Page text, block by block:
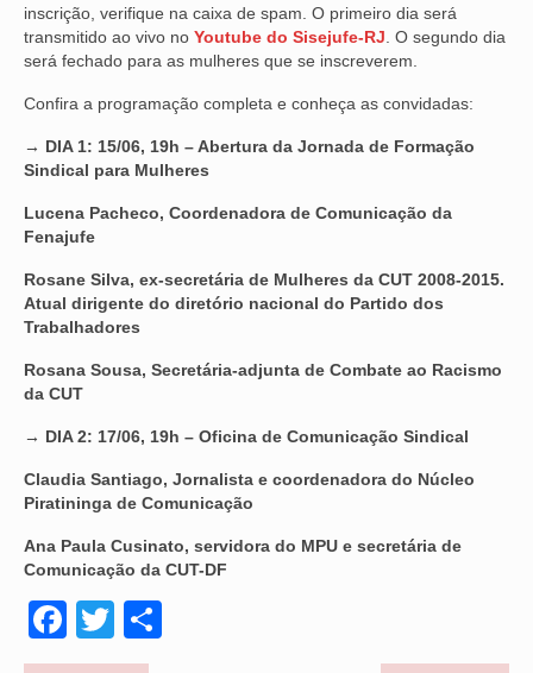
VÍDEOS
CONVÊNIOS
SINDICALIZE-SE
JURÍDICO
NÚCLEOS
AGENTES DE POLÍCIA JUDICIAL
LGBTQIA+
MULHERES
OFICIAIS DE JUSTIÇA
SAÚDE
inscrição, verifique na caixa de spam. O primeiro dia será
transmitido ao vivo no Youtube do Sisejufe-RJ . O segundo dia
será fechado para as mulheres que se inscreverem.
Confira a programação completa e conheça as convidadas:
→ DIA 1: 15/06, 19h – Abertura da Jornada de Formação
Sindical para Mulheres
Lucena Pacheco, Coordenadora de Comunicação da
Fenajufe
Rosane Silva, ex-secretária de Mulheres da CUT 2008-2015.
Atual dirigente do diretório nacional do Partido dos
Trabalhadores
Rosana Sousa, Secretária-adjunta de Combate ao Racismo
da CUT
→ DIA 2: 17/06, 19h – Oficina de Comunicação Sindical
Claudia Santiago, Jornalista e coordenadora do Núcleo
Piratininga de Comunicação
Ana Paula Cusinato, servidora do MPU e secretária de
Comunicação da CUT-DF
Facebook
Twitter